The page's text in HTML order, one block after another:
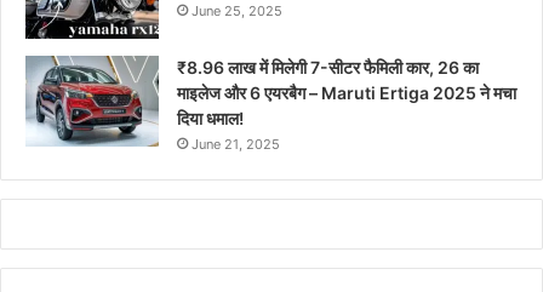
June 25, 2025
₹8.96 लाख में मिलेगी 7-सीटर फैमिली कार, 26 का
माइलेज और 6 एयरबैग – Maruti Ertiga 2025 ने मचा
दिया धमाल!
June 21, 2025